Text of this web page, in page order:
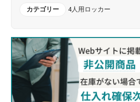
カテゴリー 4人用ロッカー